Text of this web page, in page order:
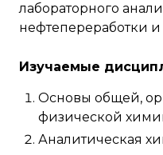
лабораторного
нефтепереработки
Изучаемые
Основы общей,
физической
Аналитическая